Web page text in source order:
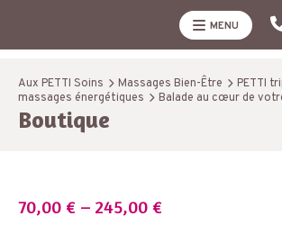
MENU
Aux PETTI Soins Massages Bien-Être
PETTI
massages énergétiques
Balade au cœur de
Boutique
70,00 € – 245,00 €